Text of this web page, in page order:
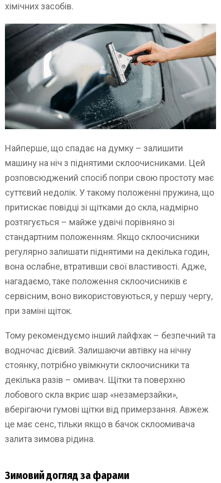
хімічних засобів.
Найперше, що спадає на думку – залишити
машину на ніч з піднятими склоочисниками. Цей
розповсюджений спосіб попри свою простоту має
суттєвий недолік. У такому положенні пружина, що
притискає повідці зі щітками до скла, надмірно
розтягується – майже удвічі порівняно зі
стандартним положенням. Якщо склоочисники
регулярно залишати піднятими на декілька годин,
вона ослабне, втративши свої властивості. Адже,
нагадаємо, таке положення склоочисників є
сервісним, воно використовуються, у першу чергу,
при заміні щіток.
Тому рекомендуємо інший лайфхак – безпечний та
водночас дієвий. Залишаючи автівку на нічну
стоянку, потрібно увімкнути склоочисники та
декілька разів – омивач. Щітки та поверхню
лобового скла вкриє шар «незамерзайки»,
вберігаючи гумові щітки від примерзання. Авжеж
це має сенс, тільки якщо в бачок склоомивача
залита зимова рідина.
Зимовий догляд за фарами